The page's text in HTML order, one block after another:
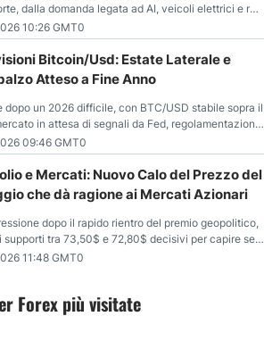
Forex più visitate
dalla domanda legata ad AI, veicoli elettrici e reti
produttivo dal 2028.
10:26 GMT0
Bitcoin/Usd: Estate Laterale e
Atteso a Fine Anno
dopo un 2026 difficile, con BTC/USD stabile sopra il
in attesa di segnali da Fed, regolamentazione
09:46 GMT0
e Mercati: Nuovo Calo del Prezzo del
che dà ragione ai Mercati Azionari
dopo il rapido rientro del premio geopolitico,
supporti tra 73,50$ e 72,80$ decisivi per capire se il
quota 70$.
11:48 GMT0